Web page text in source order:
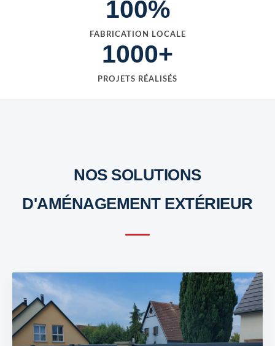
100%
FABRICATION LOCALE
1000+
PROJETS RÉALISÉS
NOS SOLUTIONS
D'AMÉNAGEMENT EXTÉRIEUR